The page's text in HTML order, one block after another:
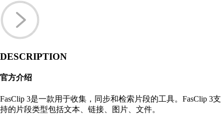
DESCRIPTION
官方介绍
FasClip 3是一款用于收集，同步和检索片段的工具。FasClip 3支
持的片段类型包括文本、链接、图片、文件。